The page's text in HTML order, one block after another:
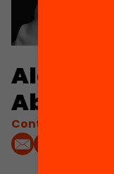
Contacta'm: